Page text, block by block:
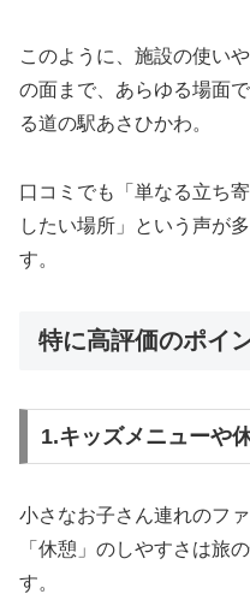
このように、施設の使い
の面まで、あらゆる場面
る道の駅あさひかわ。
口コミでも「単なる立ち
したい場所」という声が
す。
特に高評価のポイ
1.キッズメニューや
小さなお子さん連れのフ
「休憩」のしやすさは旅
す。